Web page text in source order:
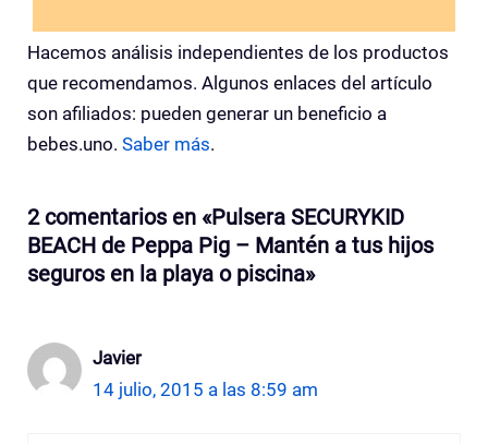
Hacemos análisis independientes de los productos
que recomendamos. Algunos enlaces del artículo
son afiliados: pueden generar un beneficio a
bebes.uno. Saber más.
2 comentarios en «Pulsera SECURYKID
BEACH de Peppa Pig – Mantén a tus hijos
seguros en la playa o piscina»
Javier
14 julio, 2015 a las 8:59 am